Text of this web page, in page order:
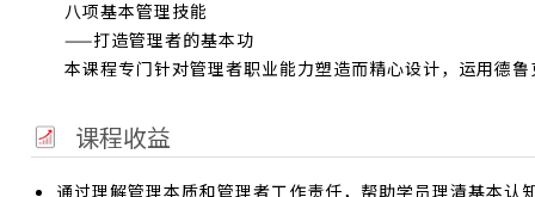
八项基本管理技能
——打造管理者的基本功
本课程专门针对管理者职业能力塑造而精心设计，运用德
课程收益
通过理解管理本质和管理者工作责任，帮助学员理清基本